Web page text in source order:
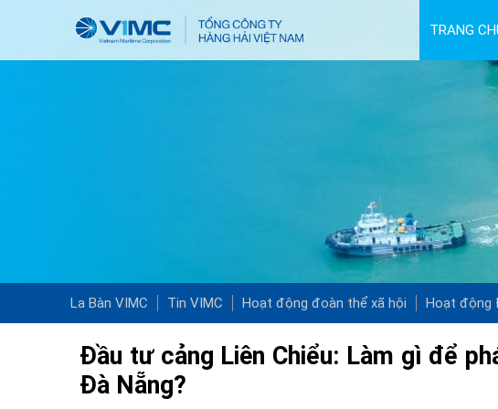
TRANG
La Bàn VIMC Tin VIMC Hoạt động đoàn thể xã hội Hoạt động
Đầu tư cảng Liên Chiểu: Làm gì để
Đà Nẵng?